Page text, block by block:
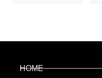
HOME